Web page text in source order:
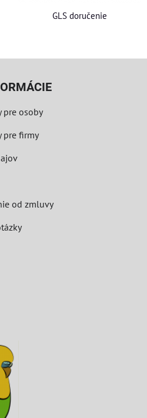
GLS doručenie
pre osoby
pre firmy
od zmluvy